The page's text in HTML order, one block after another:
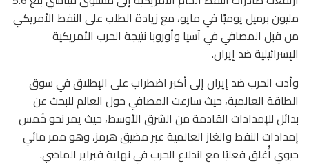
مليون برميل يوميًا في مايو، مع زيادة الطلب على النفط الأمريكي
من قبل المصافي في آسيا وأوروبا نتيجة الحرب الأمريكية
الإسرائيلية ضد إيران.
وأدت الحرب ضد إيران إلى أكبر اضطراب على الإطلاق في سوق
الطاقة العالمية، حيث سارعت المصافي حول العالم للبحث عن
بدائل للإمدادات القادمة من الشرق الأوسط، حيث يمر نحو خُمس
إمدادات النفط والغاز العالمية عبر مضيق هرمز، وهو ممر مائي
حيوي أُغلق فعليًا مع اندلاع الحرب في نهاية فبراير الماضي.